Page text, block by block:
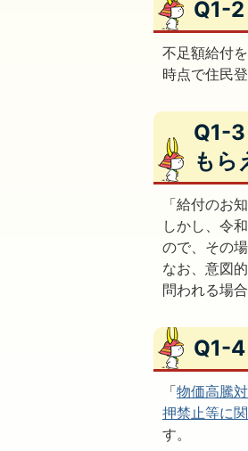
Q1-
不足額給付
時点で住民
Q1-
もら
「給付のお
しかし、令
ので、その
なお、意図
問われる場
Q1-
「物価高騰
押禁止等に
す。